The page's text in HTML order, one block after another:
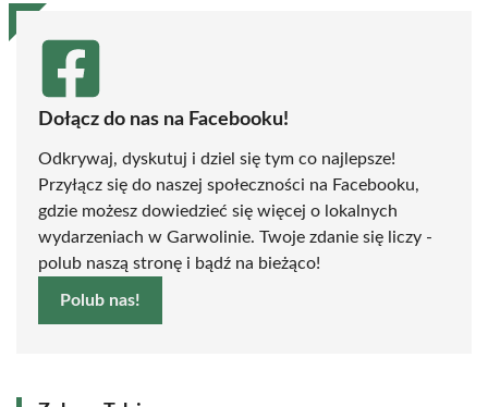
Dołącz do nas na Facebooku!
Odkrywaj, dyskutuj i dziel się tym co najlepsze!
Przyłącz się do naszej społeczności na Facebooku,
gdzie możesz dowiedzieć się więcej o lokalnych
wydarzeniach w Garwolinie. Twoje zdanie się liczy -
polub naszą stronę i bądź na bieżąco!
Polub nas!